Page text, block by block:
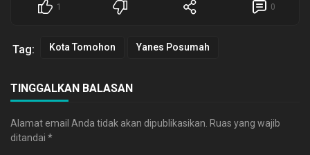
1 0
Tag: Kota Tomohon Yanes Posumah
TINGGALKAN BALASAN
Alamat email Anda tidak akan dipublikasikan. Ruas yang wajib
ditandai *